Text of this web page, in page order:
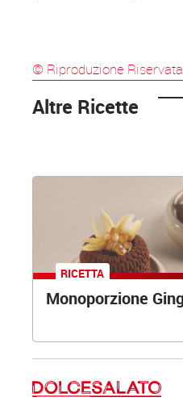
© Riproduzione Riservata
Altre Ricette
RICETTA
Monoporzione